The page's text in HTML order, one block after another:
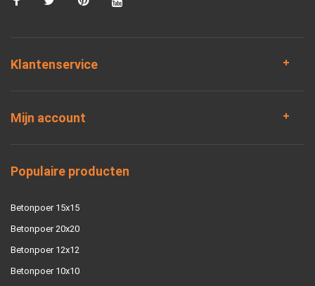
Klantenservice
Mijn account
Populaire producten
Betonpoer 15x15
Betonpoer 20x20
Betonpoer 12x12
Betonpoer 10x10